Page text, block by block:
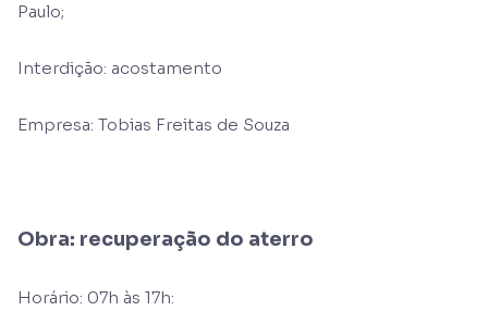
Paulo;
Interdição: acostamento
Empresa: Tobias Freitas de Souza
Obra: recuperação do aterro
Horário: 07h às 17h: